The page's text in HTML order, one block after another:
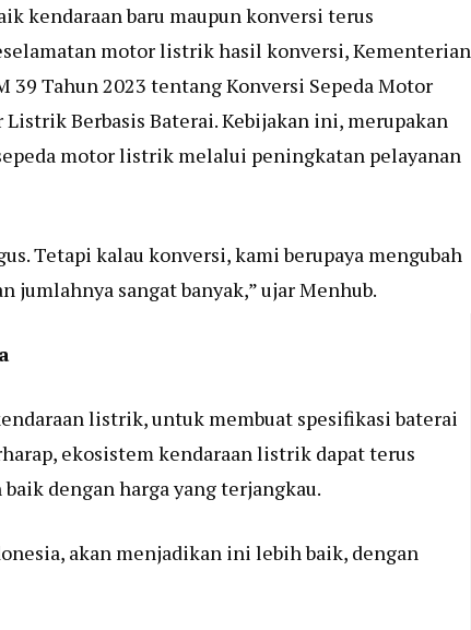
kendaraan baru maupun konversi terus
motor listrik hasil konversi, Kementerian
Tahun 2023 tentang Konversi Sepeda Motor
Berbasis Baterai. Kebijakan ini, merupakan
motor listrik melalui peningkatan pelayanan
Tetapi kalau konversi, kami berupaya mengubah
jumlahnya sangat banyak,” ujar Menhub.
listrik, untuk membuat spesifikasi baterai
ekosistem kendaraan listrik dapat terus
dengan harga yang terjangkau.
akan menjadikan ini lebih baik, dengan